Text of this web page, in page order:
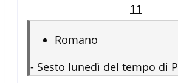
11
Romano
- Sesto lunedì del tempo di